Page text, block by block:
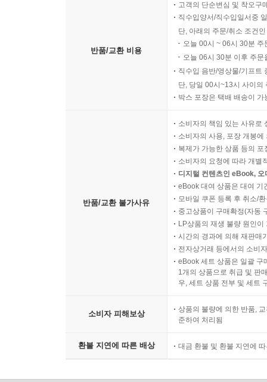
반품/교환 비용
고객의 단순변심 및 착오구
직수입양서/직수입일서중
단, 아래의 주문/취소 조건
오늘 00시 ~ 06시 30분
오늘 06시 30분 이후 주
직수입 음반/영상물/기프트
단, 당일 00시~13시 사이의
박스 포장은 택배 배송이
반품/교환 불가사유
소비자의 책임 있는 사유로
소비자의 사용, 포장 개봉
복제가 가능한 상품 등의
소비자의 요청에 따라 개별
디지털 컨텐츠인 eBook,
eBook 대여 상품은 대여 기
모바일 쿠폰 등록 후 취소/
중고상품이 구매확정(자동
LP상품의 재생 불량 원인
시간의 경과에 의해 재판매
전자상거래 등에서의 소비
eBook 세트 상품은 일괄 구
1개의 상품으로 취급 및 판
우, 세트 상품 전부 및 세트
소비자 피해보상
상품의 불량에 의한 반품,
준하여 처리됨
환불 지연에 따른 배상 대금 환불 및 환불 지연에